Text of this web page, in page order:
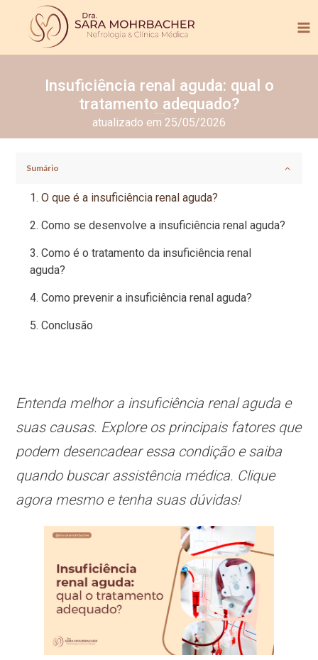
Insuficiência renal aguda: qual o
tratamento adequado?
atualizado em 25/05/2026
Sumário
O que é a insuficiência renal aguda?
Como se desenvolve a insuficiência renal aguda?
Como é o tratamento da insuficiência renal
aguda?
Como prevenir a insuficiência renal aguda?
Conclusão
Entenda melhor a insuficiência renal aguda e
suas causas. Explore os principais fatores que
podem desencadear essa condição e saiba
quando buscar assistência médica. Clique
agora mesmo e tenha suas dúvidas!